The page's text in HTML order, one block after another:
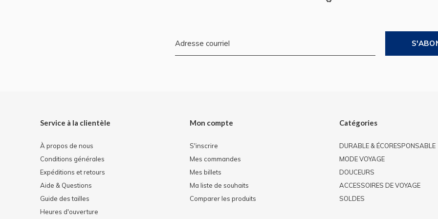
Service à la clientèle
À propos de nous
Conditions générales
Expéditions et retours
Aide & Questions
Guide des tailles
Heures d'ouverture
Mon compte
S'inscrire
Mes commandes
Mes billets
Ma liste de souhaits
Comparer les produits
Catégories
DURABLE & ÉCORESPONSABLE
MODE VOYAGE
DOUCEURS
ACCESSOIRES DE VOYAGE
SOLDES